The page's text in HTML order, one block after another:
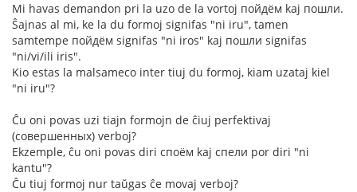
Mi havas demandon pri la uzo de la vortoj пойдём kaj пошли.
Ŝajnas al mi, ke la du formoj signifas "ni iru", tamen
samtempe пойдём signifas "ni iros" kaj пошли signifas
"ni/vi/ili iris".
Kio estas la malsameco inter tiuj du formoj, kiam uzataj kiel
"ni iru"?
Ĉu oni povas uzi tiajn formojn de ĉiuj perfektivaj
(совершенных) verboj?
Ekzemple, ĉu oni povas diri споём kaj спели por diri "ni
kantu"?
Ĉu tiuj formoj nur taŭgas ĉe movaj verboj?